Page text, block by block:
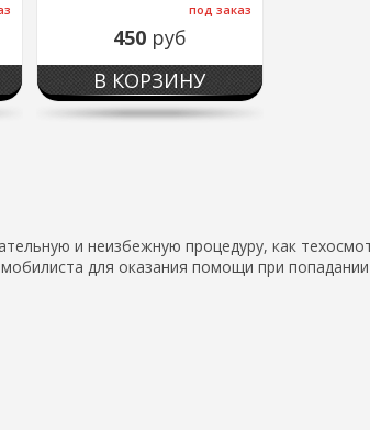
под заказ
450 руб
В КОРЗИНУ
и неизбежную процедуру, как
для оказания помощи при